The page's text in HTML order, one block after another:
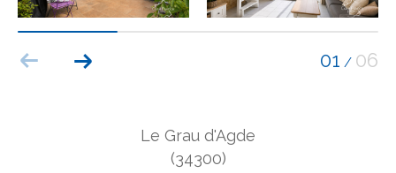
01 / 06
Le Grau d'Agde
(34300)
EXCLUSIVITÉS NOUVEAUTÉS